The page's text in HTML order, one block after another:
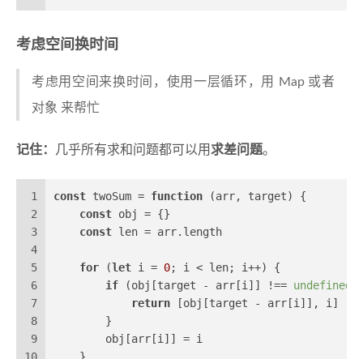
考虑空间换时间
考虑用空间来换时间，使用一层循环，用 Map 或者
对象 来帮忙
记住： 几乎所有求和问题都可以用求差问题。
1
2
3
4
5
6
7
8
9
const twoSum = function (arr, target) {
const obj = {}
const len = arr. length
for (let i = 0; i < len; i++) {
if (obj[target - arr[i]] !== undefined
return [obj[target - arr[i]], i]
        }
        obj[arr[i]] = i